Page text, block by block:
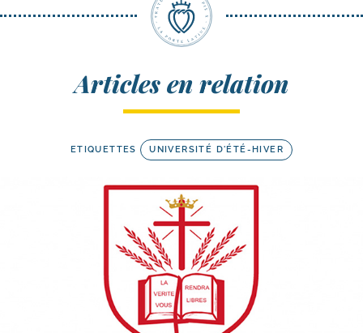
Articles en relation
ETIQUETTES UNIVERSITÉ D'ÉTÉ-HIVER